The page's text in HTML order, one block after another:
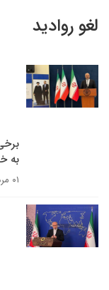
لغو روادید
به
۰۱ مرداد ۱۴۰۳